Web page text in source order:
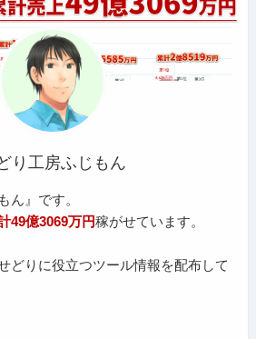
り工房ふじもん
ん』です。
49億3069万円稼がせています。
どりに役立つツール情報を配布して